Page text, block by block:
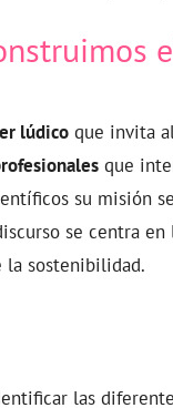
lúdico que invita
que
su misión
se centra
la sostenibilidad.
las